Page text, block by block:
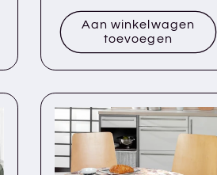
Aan winkelwagen
toevoegen